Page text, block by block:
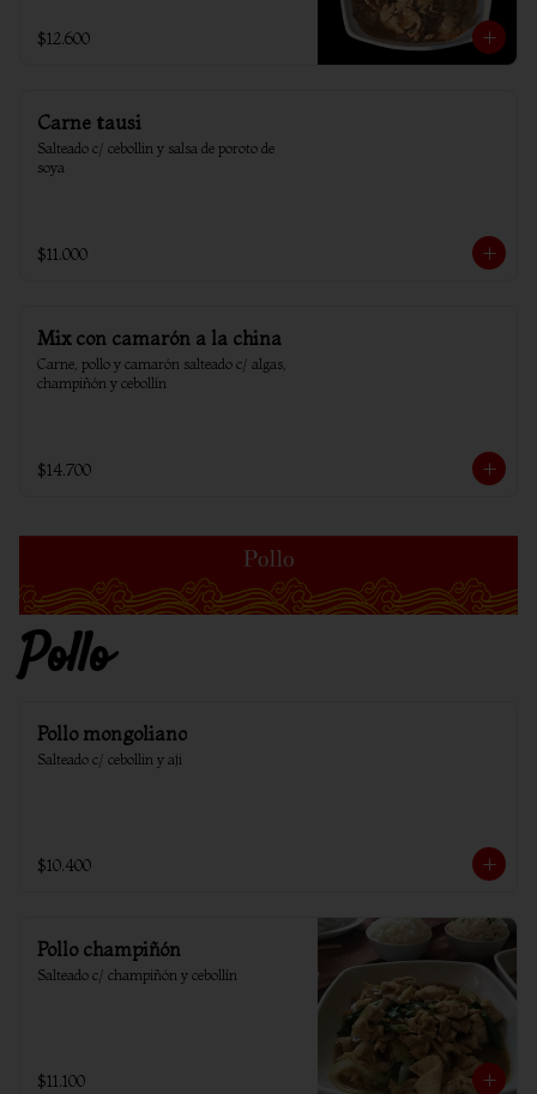
$12.600
Carne tausi
Salteado c/ cebollin y salsa de poroto de
soya
$11.000
Mix con camarón a la china
Carne, pollo y camarón salteado c/ algas,
champiñón y cebollín
$14.700
Pollo
Pollo mongoliano
Salteado c/ cebollin y aji
$10.400
Pollo champiñón
Salteado c/ champiñón y cebollín
$11.100